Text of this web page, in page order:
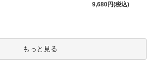
9,680円(税込)
もっと見る